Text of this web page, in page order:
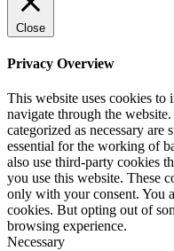
Close
Privacy Overview
This website uses cookies
navigate through the
categorized as necessary are
essential for the working of
also use third-party cookies
you use this website. These
only with your consent. You
cookies. But opting out of
browsing experience.
Necessary